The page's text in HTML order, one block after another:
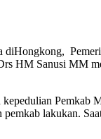
HM Sanusi MM
Pemkab
lakukan.